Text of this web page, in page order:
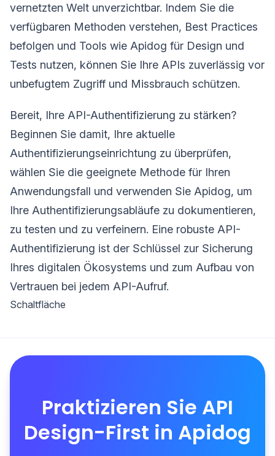
vernetzten Welt unverzichtbar. Indem Sie die
verfügbaren Methoden verstehen, Best Practices
befolgen und Tools wie Apidog für Design und
Tests nutzen, können Sie Ihre APIs zuverlässig vor
unbefugtem Zugriff und Missbrauch schützen.
Bereit, Ihre API-Authentifizierung zu stärken?
Beginnen Sie damit, Ihre aktuelle
Authentifizierungseinrichtung zu überprüfen,
wählen Sie die geeignete Methode für Ihren
Anwendungsfall und verwenden Sie Apidog, um
Ihre Authentifizierungsabläufe zu dokumentieren,
zu testen und zu verfeinern. Eine robuste API-
Authentifizierung ist der Schlüssel zur Sicherung
Ihres digitalen Ökosystems und zum Aufbau von
Vertrauen bei jedem API-Aufruf.
Schaltfläche
Praktizieren Sie API
Design-First in Apidog